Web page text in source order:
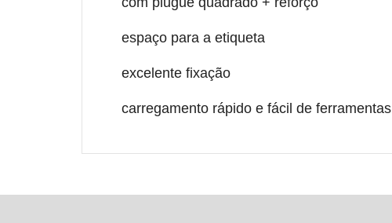
espaço para a etiqueta
excelente fixação
carregamento rápido e fácil de ferramentas